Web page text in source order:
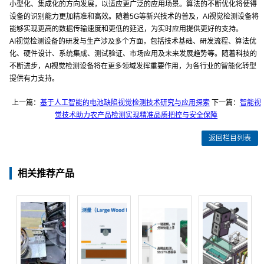
小型化、集成化的方向发展，以适应更广泛的应用场景。算法的不断优化将使得
设备的识别能力更加精准和高效。随着5G等新兴技术的普及，AI视觉检测设备将
能够实现更高的数据传输速度和更低的延迟，为实时应用提供更好的支持。
AI视觉检测设备的研发与生产涉及多个方面，包括技术基础、研发流程、算法优
化、硬件设计、系统集成、测试验证、市场应用及未来发展趋势等。随着科技的
不断进步，AI视觉检测设备将在更多领域发挥重要作用，为各行业的智能化转型
提供有力支持。
上一篇： 基于人工智能的电池缺陷视觉检测技术研究与应用探索下一篇： 智能视
觉技术助力农产品检测实现精准品质把控与安全保障
返回栏目列表
相关推荐产品